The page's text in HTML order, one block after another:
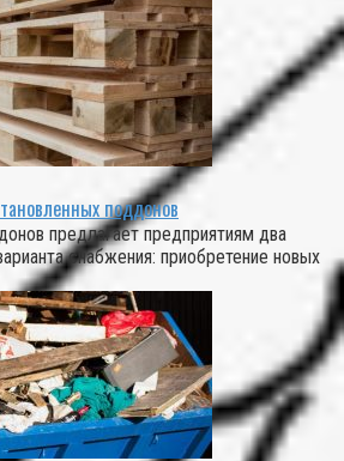
поддонов
предлагает предприятиям два
снабжения: приобретение новых